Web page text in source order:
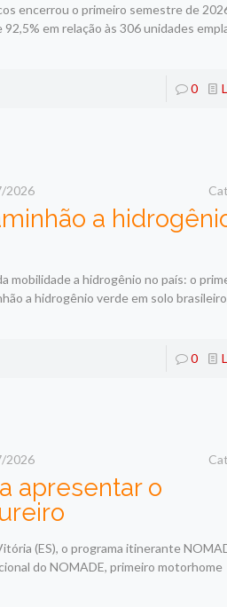
encerrou o primeiro semestre de
em relação às 306 unidades
0
2026
a
mobilidade a hidrogênio no país: o
a hidrogênio verde em solo
0
2026
apresentar o
(ES), o programa itinerante
do NOMADE, primeiro motorhome